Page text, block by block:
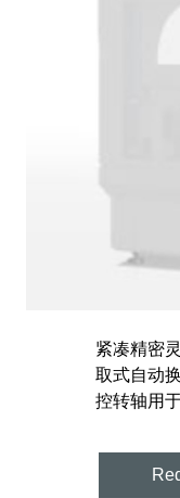
紧凑精密
取式自动
控转轴用